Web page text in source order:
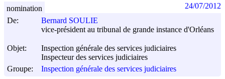
De:
Bernard SOULIE
vice-président au tribunal de grande instance d'Orléans
Objet:
Inspection générale des services judiciaires
Inspecteur des services judiciaires
Groupe:
Inspection générale des services judiciaires
nomination 24/07/2012